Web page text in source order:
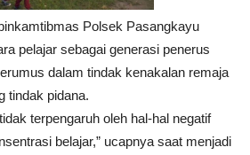
Polsek Pasangkayu
pelajar sebagai generasi penerus
dalam tindak kenakalan remaja
tindak pidana.
terpengaruh oleh hal-hal negatif
belajar,” ucapnya saat menjadi